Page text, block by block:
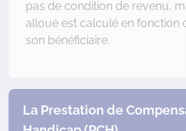
pas de condition de revenu,
alloué est calculé en fonction
son bénéficiaire.
La Prestation de